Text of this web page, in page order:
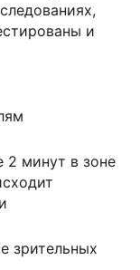
и
2 минут в зоне
зрительных